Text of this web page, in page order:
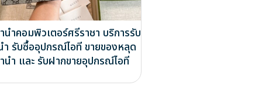
นำคอมพิวเตอร์ศรีราชา บริการรับ
ำ รับซื้ออุปกรณ์ไอที ขายของหลุด
นำ และ รับฝากขายอุปกรณ์ไอที